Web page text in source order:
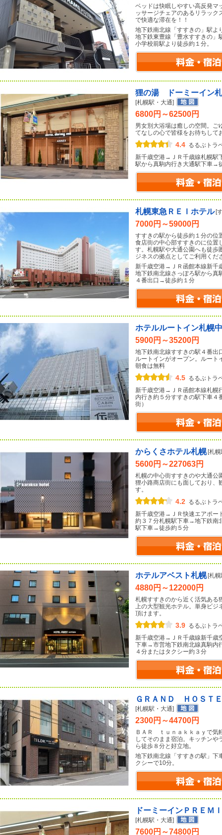
ベッドは快眠しやすい高反発マ
ッサージチェアのあるリラッ
で快適な滞在を！！
地下鉄南北線「すすきの」駅よ
地下鉄東豊線「豊水すすきの」
小学校前駅より徒歩約１分。
狸の湯 ドーミーイン
[札幌駅・大通]
6800円～62500円
男女別大浴場は癒しの空間。ご
てなしの心で皆様をお待ちして
4.4 るるぶトラ
新千歳空港→ＪＲ千歳線札幌駅
駅から真駒内行き大通駅下車→
札幌東急ＲＥＩホテル [
7000円～59000円
すすきの駅から徒歩約１分の位
食店街の中心部すすきのに位置
す。札幌駅や大通公園へも徒歩
ジネスの拠点としてご利用くだ
新千歳空港→ＪＲ函館本線新千
地下鉄南北線さっぽろ駅から真
４番出口→徒歩約１分
ホテルルートイン札幌
5900円～35200円
地下鉄南北線すすきの駅４番出
ルートインがオープン。ルート
朝食は無料
4.5 るるぶトラ
新千歳空港→ＪＲ函館本線札幌
内行き約５分すすきの駅下車
街）
からくさホテル札幌 [札
5600円～227063円
札幌の中心街すすきのや大通公
狸小路商店街にも面しており、
す。
4.2 るるぶトラ
新千歳空港→ＪＲ快速エアポー
約３７分札幌駅下車→地下鉄南
駅下車→徒歩約５分
ホテルアベスト札幌 [札
4880円～122000円
札幌すすきのから近く活気ある
上の大型観光ホテル。単身ビジ
頂けます。
3.9 るるぶトラ
新千歳空港→ＪＲ千歳線新千歳
下車→市営地下鉄南北線真駒内
４分またはタクシー約３分
ＧＲＡＮＤ ＨＯＳＴ
[札幌駅・大通]
2300円～44700円
ＢＡＲ ｔｕｎａｋｋａｙで気
してそのまま宿泊。キッチン
ら徒歩８分と好立地。
地下鉄南北線「すすきの駅」下
クシーで10分。
ドーミーインＰＲＥＭ
[札幌駅・大通]
7600円～74800円